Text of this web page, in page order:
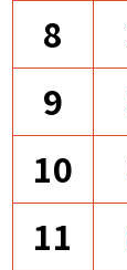
8
9
10
11